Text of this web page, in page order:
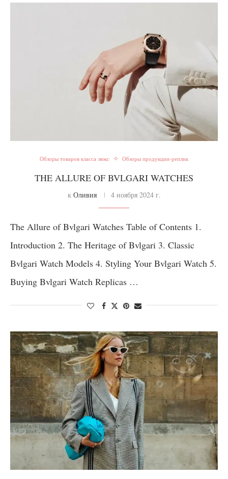
Обзоры товаров класса люкс Обзоры продукции-реплик
THE ALLURE OF BVLGARI WATCHES
к Оливия 4 ноября 2024 г.
The Allure of Bvlgari Watches Table of Contents 1.
Introduction 2. The Heritage of Bvlgari 3. Classic
Bvlgari Watch Models 4. Styling Your Bvlgari Watch 5.
Buying Bvlgari Watch Replicas …